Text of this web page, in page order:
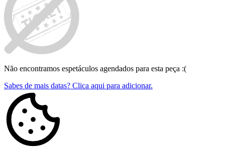
Não encontramos espetáculos agendados para esta peça :(
Sabes de mais datas? Clica aqui para adicionar.